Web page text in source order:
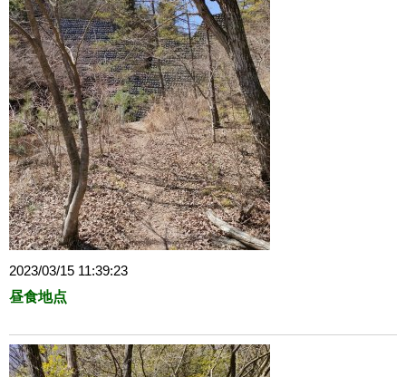
2023/03/15 11:39:23
昼食地点